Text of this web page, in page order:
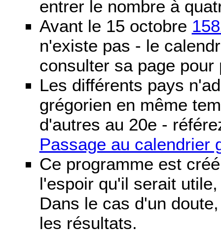
entrer le nombre à
Avant le 15 octobre
n'existe pas - le
consulter sa page pour
Les différents pays
grégorien en même
d'autres au 20e -
Passage au calendrier
Ce programme est
l'espoir qu'il serait
Dans le cas d'un
les résultats.